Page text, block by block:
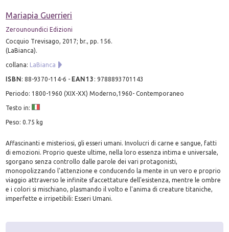
Mariapia Guerrieri
Zerounoundici Edizioni
Cocquio Trevisago, 2017; br., pp. 156.
(LaBianca).
collana: LaBianca
ISBN:88-9370-114-6 - EAN13 :9788893701143
Periodo: 1800-1960 (XIX-XX) Moderno,1960- Contemporaneo
Testo in:
Peso: 0.75 kg
Affascinanti e misteriosi, gli esseri umani. Involucri di carne e sangue, fatti
di emozioni. Proprio queste ultime, nella loro essenza intima e universale,
sgorgano senza controllo dalle parole dei vari protagonisti,
monopolizzando l'attenzione e conducendo la mente in un vero e proprio
viaggio attraverso le infinite sfaccettature dell'esistenza, mentre le ombre
e i colori si mischiano, plasmando il volto e l'anima di creature titaniche,
imperfette e irripetibili: Esseri Umani.